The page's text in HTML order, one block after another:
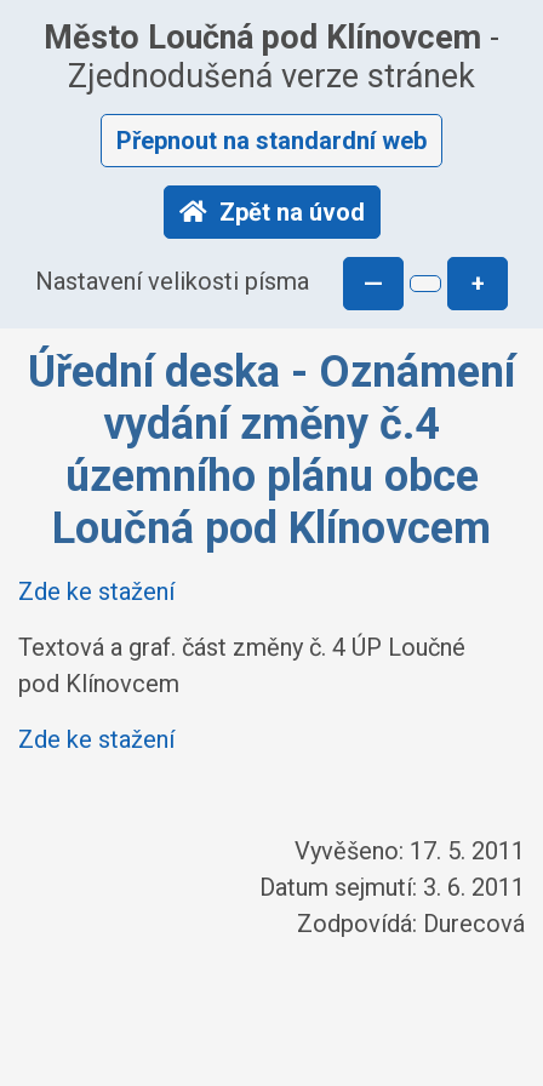
Město Loučná pod Klínovcem -
Zjednodušená verze stránek
Přepnout na standardní web
Zpět na úvod
Nastavení velikosti písma — +
Úřední deska - Oznámení
vydání změny č.4
územního plánu obce
Loučná pod Klínovcem
Zde ke stažení
Textová a graf. část změny č. 4 ÚP Loučné
pod Klínovcem
Zde ke stažení
Vyvěšeno: 17. 5. 2011
Datum sejmutí: 3. 6. 2011
Zodpovídá: Durecová